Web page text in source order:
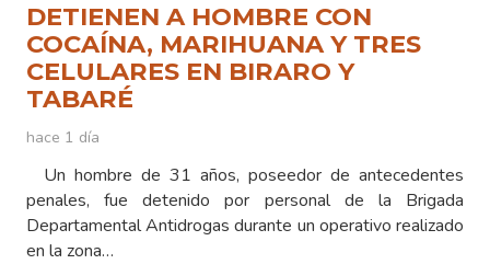
DETIENEN A HOMBRE CON
COCAÍNA, MARIHUANA Y TRES
CELULARES EN BIRARO Y
TABARÉ
hace 1 día
Un hombre de 31 años, poseedor de antecedentes
penales, fue detenido por personal de la Brigada
Departamental Antidrogas durante un operativo realizado
en la zona…